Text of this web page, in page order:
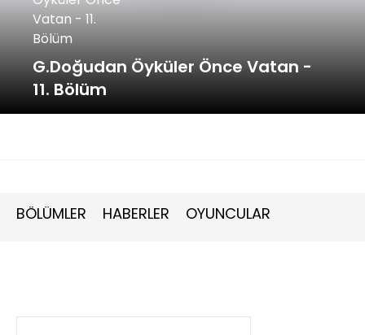
G.Doğudan Öyküler Önce Vatan -
11. Bölüm
BÖLÜMLER HABERLER OYUNCULAR